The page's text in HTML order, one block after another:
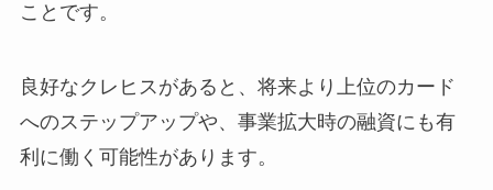
ことです。
良好なクレヒスがあると、将来より上位のカード
へのステップアップや、事業拡大時の融資にも有
利に働く可能性があります。